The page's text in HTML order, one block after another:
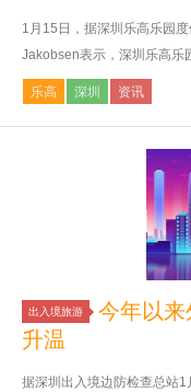
1月15日，据深圳乐高乐园
Jakobsen表示，深圳乐高乐
乐高 深圳 资讯
出入境旅游
今年以
升温
据深圳出入境边防检查总站